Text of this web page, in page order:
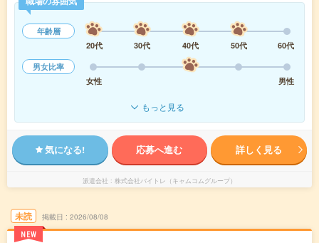
年齢層
20代
30代 40代 50代
60代
男女比率
女性
男性
もっと見る
気になる! 応募へ進む 詳しく見る
派遣会社 株式会社バイトレ（キャムコムグループ）
未読
NEW
掲載日 2026/08/08